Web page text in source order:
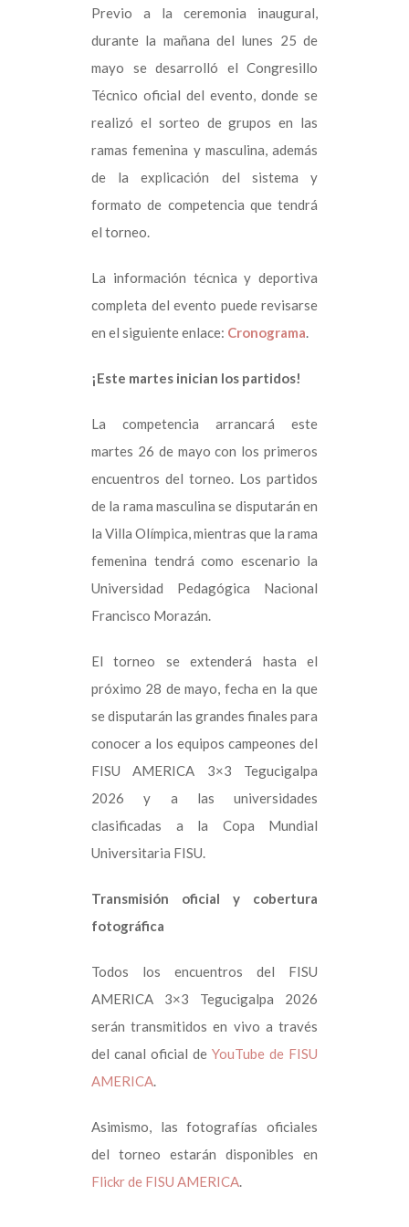
Previo a la ceremonia inaugural,
durante la mañana del lunes 25 de
mayo se desarrolló el Congresillo
Técnico oficial del evento, donde se
realizó el sorteo de grupos en las
ramas femenina y masculina, además
de la explicación del sistema y
formato de competencia que tendrá
el torneo.
La información técnica y deportiva
completa del evento puede revisarse
en el siguiente enlace: Cronograma.
¡Este martes inician los partidos!
La competencia arrancará este
martes 26 de mayo con los primeros
encuentros del torneo. Los partidos
de la rama masculina se disputarán en
la Villa Olímpica, mientras que la rama
femenina tendrá como escenario la
Universidad Pedagógica Nacional
Francisco Morazán.
El torneo se extenderá hasta el
próximo 28 de mayo, fecha en la que
se disputarán las grandes finales para
conocer a los equipos campeones del
FISU AMERICA 3×3 Tegucigalpa
2026 y a las universidades
clasificadas a la Copa Mundial
Universitaria FISU.
Transmisión oficial y cobertura
fotográfica
Todos los encuentros del FISU
AMERICA 3×3 Tegucigalpa 2026
serán transmitidos en vivo a través
del canal oficial de YouTube de FISU
AMERICA.
Asimismo, las fotografías oficiales
del torneo estarán disponibles en
Flickr de FISU AMERICA.